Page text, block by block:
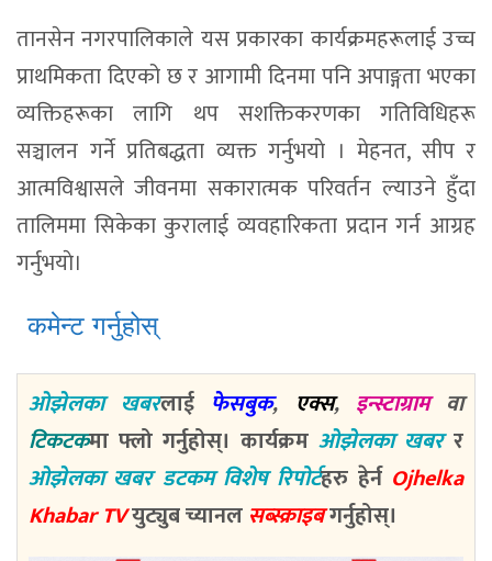
तानसेन नगरपालिकाले यस प्रकारका कार्यक्रमहरूलाई उच्च
प्राथमिकता दिएको छ र आगामी दिनमा पनि अपाङ्गता भएका
व्यक्तिहरूका लागि थप सशक्तिकरणका गतिविधिहरू
सञ्चालन गर्ने प्रतिबद्धता व्यक्त गर्नुभयाे । मेहनत, सीप र
आत्मविश्वासले जीवनमा सकारात्मक परिवर्तन ल्याउने हुँदा
तालिममा सिकेका कुरालाई व्यवहारिकता प्रदान गर्न आग्रह
गर्नुभयाे।
कमेन्ट गर्नुहोस्
ओझेलका खबरलाई फेसबुक, एक्स, इन्स्टाग्रामवा
टिकटकमा फ्लो गर्नुहोस्। कार्यक्रम ओझेलका खबरर
ओझेलका खबर डटकम विशेष रिपोर्टहरु हेर्न Ojhelka
Khabar TVयुट्युब च्यानल सब्स्क्राइबगर्नुहोस्।